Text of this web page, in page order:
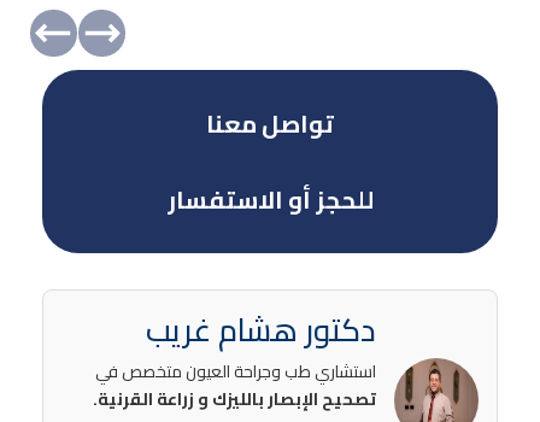
تواصل معنا
للحجز أو الاستفسار
دكتور هشام غريب
استشاري طب وجراحة العيون متخصص في
تصحيح الإبصار بالليزك و زراعة القرنية.